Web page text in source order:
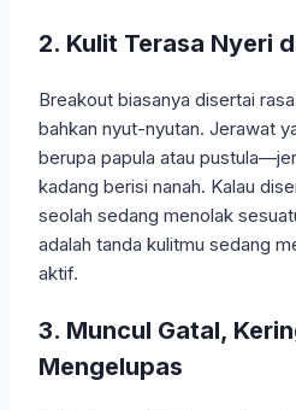
2. Kulit Terasa Nyeri
Breakout biasanya disertai
bahkan nyut-nyutan. Jerawat
berupa papula atau
kadang berisi nanah. Kalau
seolah sedang menolak
adalah tanda kulitmu sedang
aktif.
3. Muncul Gatal,
Mengelupas